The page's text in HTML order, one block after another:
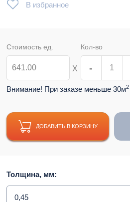
В избранное
Стоимость ед.
Х
Кол-во
-
Внимание! При заказе меньше 30м2
ДОБАВИТЬ В КОРЗИНУ
Толщина, мм:
0,45